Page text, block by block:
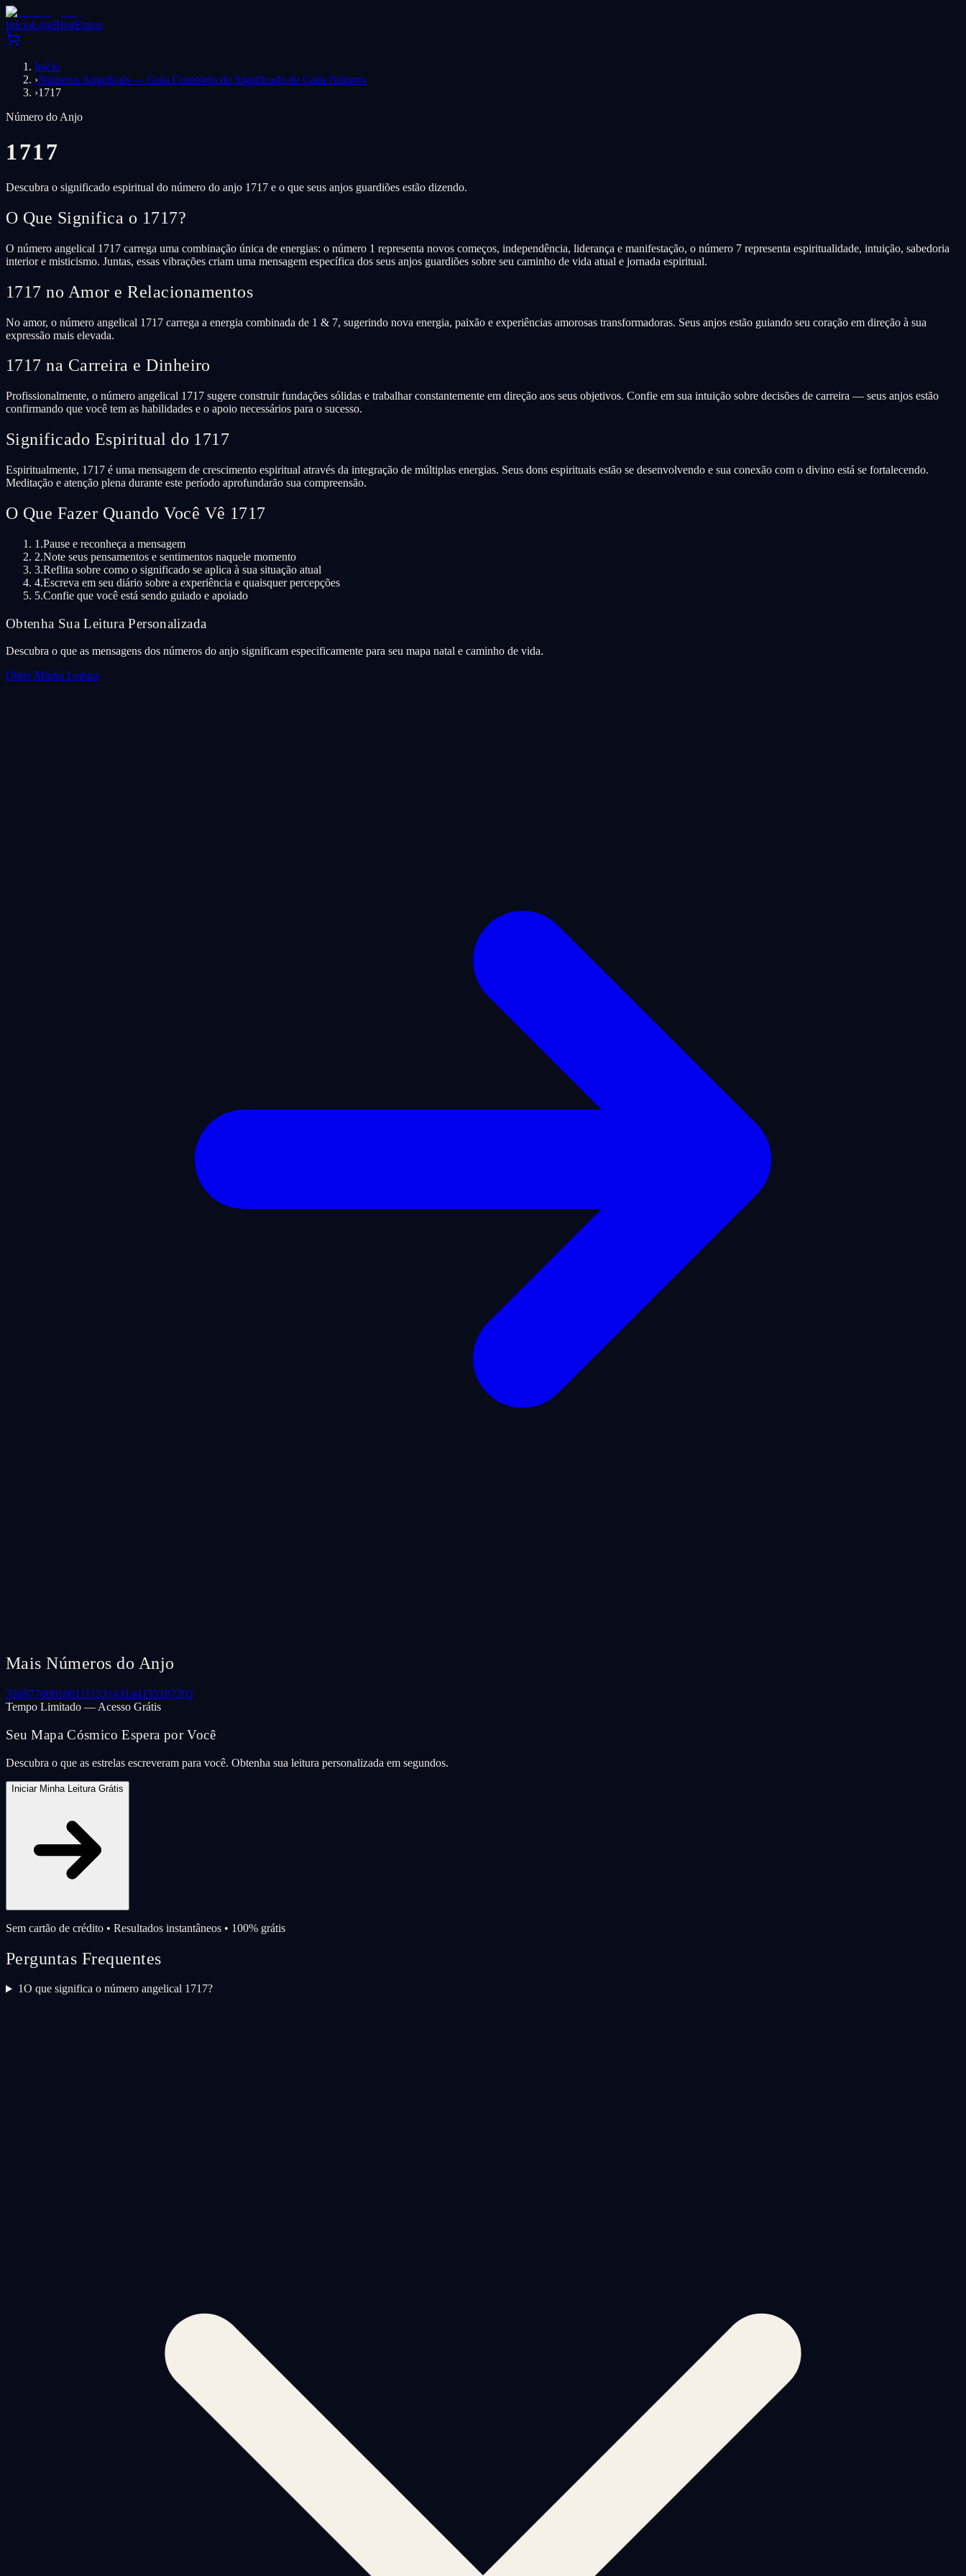
InícioLojaBlogEntrar
Início
›Números Angelicais — Guia Completo do Significado de Cada Número
›1717
Número do Anjo
1717
Descubra o significado espiritual do número do anjo 1717 e o que seus anjos guardiões estão dizendo.
O Que Significa o 1717?
O número angelical 1717 carrega uma combinação única de energias: o número 1 representa novos começos, independência, liderança e manifestação, o número 7 representa espiritualidade, intuição, sabedoria
interior e misticismo. Juntas, essas vibrações criam uma mensagem específica dos seus anjos guardiões sobre seu caminho de vida atual e jornada espiritual.
1717 no Amor e Relacionamentos
No amor, o número angelical 1717 carrega a energia combinada de 1 & 7, sugerindo nova energia, paixão e experiências amorosas transformadoras. Seus anjos estão guiando seu coração em direção à sua
expressão mais elevada.
1717 na Carreira e Dinheiro
Profissionalmente, o número angelical 1717 sugere construir fundações sólidas e trabalhar constantemente em direção aos seus objetivos. Confie em sua intuição sobre decisões de carreira — seus anjos estão
confirmando que você tem as habilidades e o apoio necessários para o sucesso.
Significado Espiritual do 1717
Espiritualmente, 1717 é uma mensagem de crescimento espiritual através da integração de múltiplas energias. Seus dons espirituais estão se desenvolvendo e sua conexão com o divino está se fortalecendo.
Meditação e atenção plena durante este período aprofundarão sua compreensão.
O Que Fazer Quando Você Vê 1717
1.Pause e reconheça a mensagem
2.Note seus pensamentos e sentimentos naquele momento
3.Reflita sobre como o significado se aplica à sua situação atual
4.Escreva em seu diário sobre a experiência e quaisquer percepções
5.Confie que você está sendo guiado e apoiado
Obtenha Sua Leitura Personalizada
Descubra o que as mensagens dos números do anjo significam especificamente para seu mapa natal e caminho de vida.
Obter Minha Leitura
Mais Números do Anjo
336977000106111123143144155187202
Tempo Limitado — Acesso Grátis
Seu Mapa Cósmico Espera por Você
Descubra o que as estrelas escreveram para você. Obtenha sua leitura personalizada em segundos.
Iniciar Minha Leitura Grátis
Sem cartão de crédito • Resultados instantâneos • 100% grátis
Perguntas Frequentes
1O que significa o número angelical 1717?